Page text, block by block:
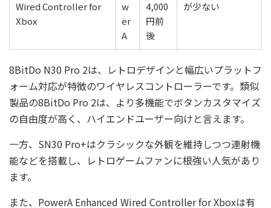
Wired Controller for
Xbox
w
er
A
4,000
円前
後
が少ない
8BitDo N30 Pro 2は、レトロデザインと幅広いプラットフ
ォーム対応が特徴のワイヤレスコントローラーです。類似
製品の8BitDo Pro 2は、より多機能でボタンカスタマイズ
の自由度が高く、ハイエンドユーザー向けと言えます。
一方、SN30 Pro+はクラシックな外観を維持しつつ連射機
能などを搭載し、レトロゲームファンに根強い人気があり
ます。
また、PowerA Enhanced Wired Controller for Xboxは有